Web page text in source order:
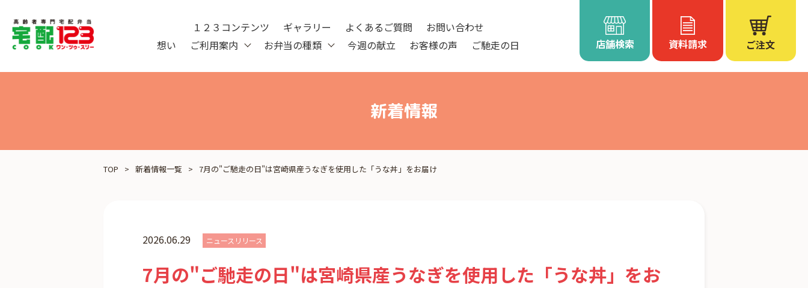
想い ご利用案内 お弁当の種類 今週の献立 お客様の声 ご馳走の日
１２３コンテンツ ギャラリー よくあるご質問
お問い合わせ
店舗検索
資料請求 ご注文
新着情報
TOP 新着情報一覧 7月の"ご馳走の日"は宮崎県産うなぎを使用した「うな丼」をお届け
2026.06.29 ニュースリリース
7月の"ご馳走の日"は宮崎県産うなぎを使用した「うな丼」をお